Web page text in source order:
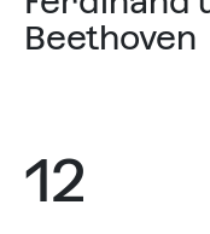
Beethoven
12